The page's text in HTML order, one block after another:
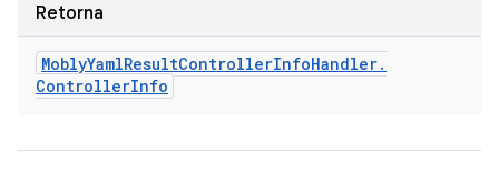
Retorna
MoblyYamlResultControllerInfoHandler.
ControllerInfo